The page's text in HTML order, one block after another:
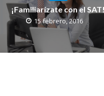
¡Familiarízate con el
15 febrero, 2016